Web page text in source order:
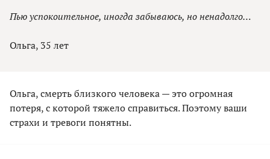
Пью успокоительное, иногда забываюсь, но ненадолго…
Ольга, 35 лет
Ольга, смерть близкого человека — это огромная
потеря, с которой тяжело справиться. Поэтому ваши
страхи и тревоги понятны.